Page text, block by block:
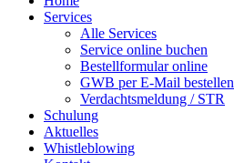
Services
Alle Services
Service online buchen
Bestellformular online
GWB per E-Mail bestellen
Verdachtsmeldung / STR
Schulung
Aktuelles
Whistleblowing